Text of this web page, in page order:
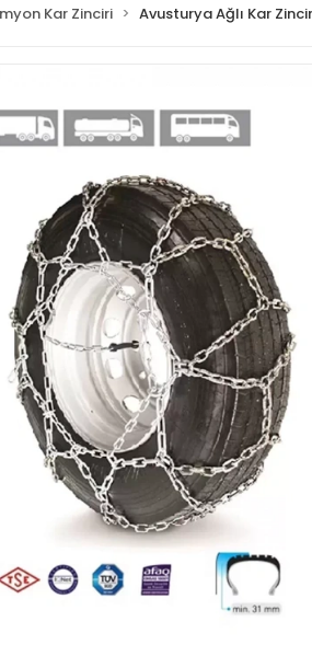
Kar Zinciri Avusturya Ağlı Kar